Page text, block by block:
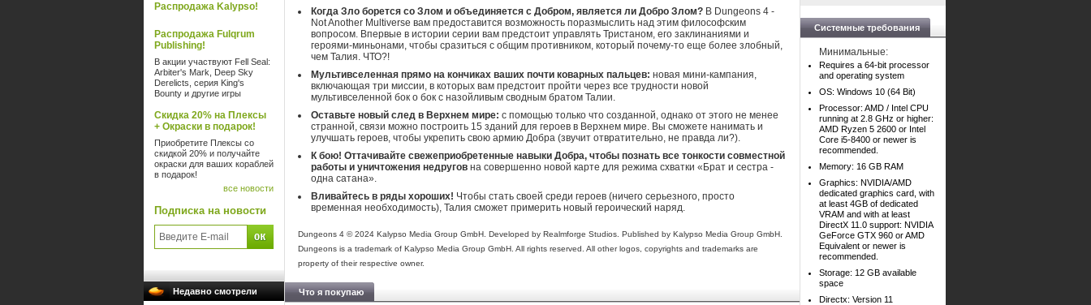
Распродажа Kalypso!
Распродажа Fulqrum
Publishing!
В акции участвуют Fell Seal:
Arbiter's Mark, Deep Sky
Derelicts, серия King's
Bounty и другие игры
Скидка 20% на Плексы
+ Окраски в подарок!
Приобретите Плексы со
скидкой 20% и получайте
окраски для ваших кораблей
в подарок!
все новости
Подписка на новости
Недавно смотрели
Когда Зло борется со Злом и объединяется с Добром, является ли Добро Злом? В Dungeons 4 -
Not Another Multiverse вам предоставится возможность поразмыслить над этим философским
вопросом. Впервые в истории серии вам предстоит управлять Тристаном, его заклинаниями и
героями-миньонами, чтобы сразиться с общим противником, который почему-то еще более злобный,
чем Талия. ЧТО?!
Мультивселенная прямо на кончиках ваших почти коварных пальцев: новая мини-кампания,
включающая три миссии, в которых вам предстоит пройти через все трудности новой
мультивселенной бок о бок с назойливым сводным братом Талии.
Оставьте новый след в Верхнем мире: с помощью только что созданной, однако от этого не менее
странной, связи можно построить 15 зданий для героев в Верхнем мире. Вы сможете нанимать и
улучшать героев, чтобы укрепить свою армию Добра (звучит отвратительно, не правда ли?).
К бою! Оттачивайте свежеприобретенные навыки Добра, чтобы познать все тонкости совместной
работы и уничтожения недругов на совершенно новой карте для режима схватки «Брат и сестра -
одна сатана».
Вливайтесь в ряды хороших! Чтобы стать своей среди героев (ничего серьезного, просто
временная необходимость), Талия сможет примерить новый героический наряд.
Dungeons 4 © 2024 Kalypso Media Group GmbH. Developed by Realmforge Studios. Published by Kalypso Media Group GmbH.
Dungeons is a trademark of Kalypso Media Group GmbH. All rights reserved. All other logos, copyrights and trademarks are
property of their respective owner.
Что я покупаю
Системные требования
Минимальные:
Requires a 64-bit processor
and operating system
OS: Windows 10 (64 Bit)
Processor: AMD / Intel CPU
running at 2.8 GHz or higher:
AMD Ryzen 5 2600 or Intel
Core i5-8400 or newer is
recommended.
Memory: 16 GB RAM
Graphics: NVIDIA/AMD
dedicated graphics card, with
at least 4GB of dedicated
VRAM and with at least
DirectX 11.0 support: NVIDIA
GeForce GTX 960 or AMD
Equivalent or newer is
recommended.
Storage: 12 GB available
space
Directx: Version 11